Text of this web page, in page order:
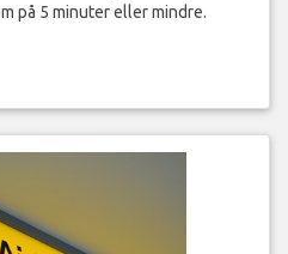
på 5 minuter eller mindre.